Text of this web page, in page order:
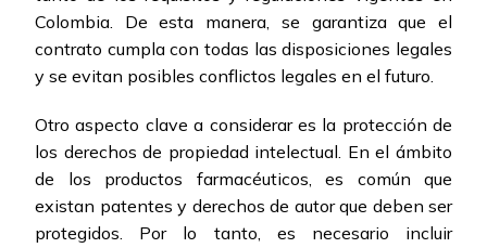
Colombia. De esta manera, se garantiza que el
contrato cumpla con todas las disposiciones legales
y se evitan posibles conflictos legales en el futuro.
Otro aspecto clave a considerar es la protección de
los derechos de propiedad intelectual. En el ámbito
de los productos farmacéuticos, es común que
existan patentes y derechos de autor que deben ser
protegidos. Por lo tanto, es necesario incluir